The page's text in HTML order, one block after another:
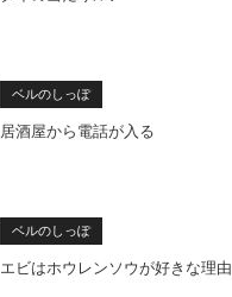
ベルのしっぽ
居酒屋から電話が入る
ベルのしっぽ
エビはホウレンソウが好きな理由